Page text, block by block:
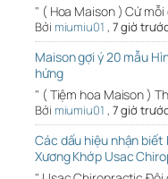
" ( Hoa Maison ) Cứ
Bởi miumiu01 , 7 giờ
Maison gợi ý 20 mẫu
hứng
" ( Tiệm hoa Maison )
Bởi miumiu01 , 7 giờ
Các dấu hiệu nhận biết
Xương Khớp Usac